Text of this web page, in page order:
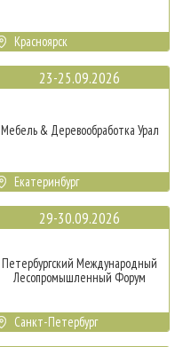
Красноярск
23-25.09.2026
Мебель & Деревообработка Урал
Екатеринбург
29-30.09.2026
Петербургский Международный
Лесопромышленный Форум
Санкт-Петербург